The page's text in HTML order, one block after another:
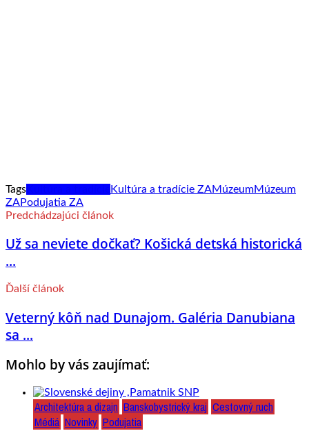
Tags Kultúra a tradície ZAMúzeumMúzeum
ZAPodujatia ZA
Predchádzajúci článok
Už sa neviete dočkať? Košická detská historická
...
Ďalší článok
Veterný kôň nad Dunajom. Galéria Danubiana
sa ...
Mohlo by vás zaujímať:
Architektúra a dizajn Banskobystrický kraj Cestovný ruch
Médiá Novinky Podujatia